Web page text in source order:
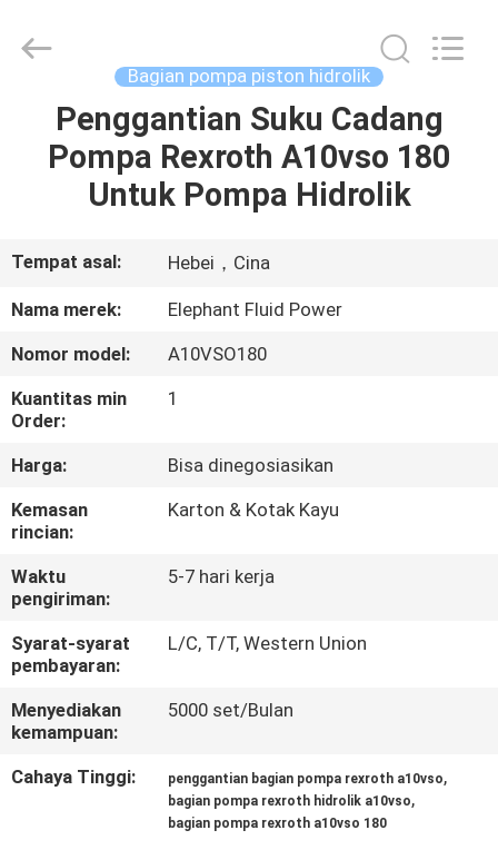
RUMAH
PRODUK
TENTANG
KAMI
TUR
PABRIK
KONTROL
KUALITAS
HUBUNGI
BERITA
KASUS
Power
Co.,Ltd.
Bagian pompa piston hidrolik
Penggantian Suku Cadang
Pompa Rexroth A10vso 180
Untuk Pompa Hidrolik
Tempat asal: Hebei，Cina
Nama merek:
Elephant Fluid Power
Nomor model:
A10VSO180
Kuantitas min
Order:
1
Harga:
Bisa dinegosiasikan
Kemasan
rincian:
Karton & Kotak Kayu
Waktu
pengiriman:
5-7 hari kerja
Syarat-syarat
pembayaran:
L/C, T/T, Western Union
Menyediakan
kemampuan:
5000 set/Bulan
Cahaya Tinggi: penggantian bagian pompa rexroth a10vso,
bagian pompa rexroth hidrolik a10vso,
bagian pompa rexroth a10vso 180